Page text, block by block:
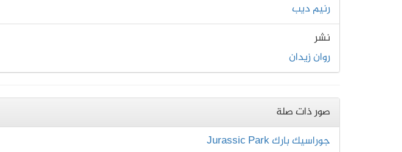
رنيم ديب
نشر
روان زيدان
صور ذات صلة
جوراسيك بارك Jurassic Park